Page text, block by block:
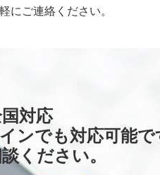
にご連絡ください。
対応
ンでも対応可能で
ください。